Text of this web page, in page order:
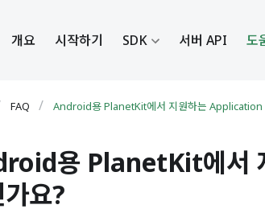
개요 시작하기 SDK 서버 API 도
FAQ Android용 PlanetKit에서 지원하는
용 PlanetKit에서
요?